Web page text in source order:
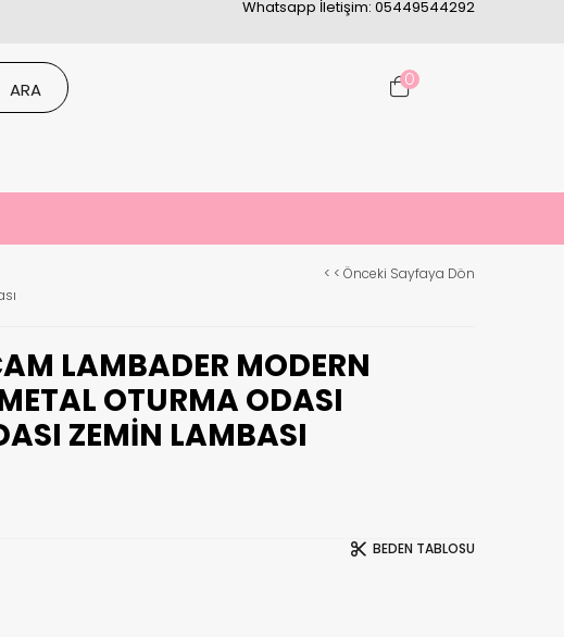
Whatsapp İletişim: 05449544292
0
< < Önceki Sayfaya Dön
LAMBADER MODERN
OTURMA ODASI
ZEMIN LAMBASI
BEDEN TABLOSU